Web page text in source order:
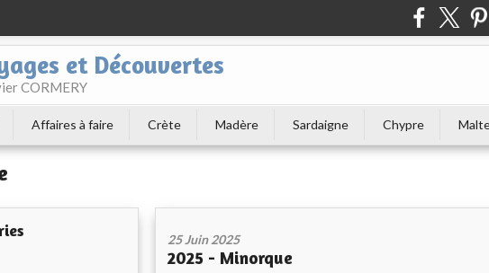
et Découvertes
CORMERY
Affaires à faire Crète Madère Sardaigne Chypre
25 Juin 2025
2025 - Minorque